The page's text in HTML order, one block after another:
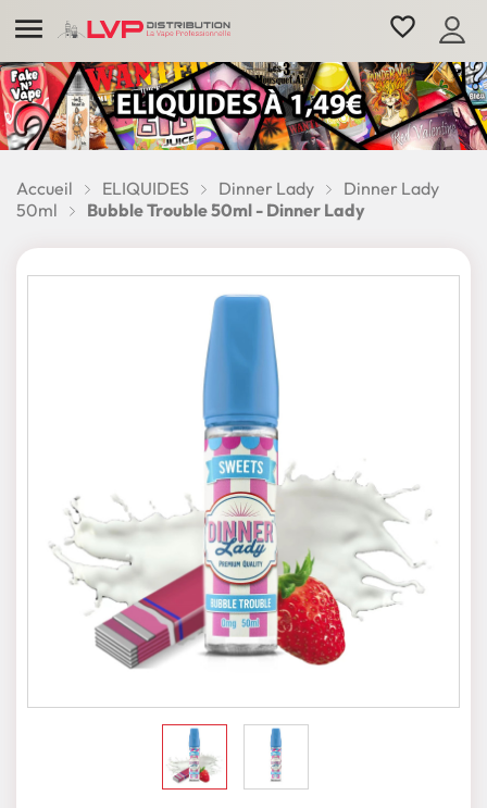
 favorite_border
Accueil ELIQUIDES Dinner Lady
Dinner Lady
50ml
Bubble Trouble 50ml - Dinner Lady